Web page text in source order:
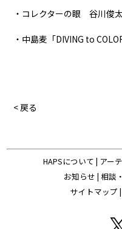
・コレクターの眼 谷川俊
・中島麦「DIVING to
< 戻る
HAPSについて | アー
お知らせ | 相談
サイトマップ |